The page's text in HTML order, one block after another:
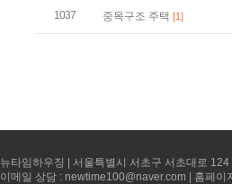
1037 중목구조 주택 [1]
뉴타임하우징 | 서울특별시 서초구 서초대로
이메일 상담 : newtime100@naver.com | 홈페